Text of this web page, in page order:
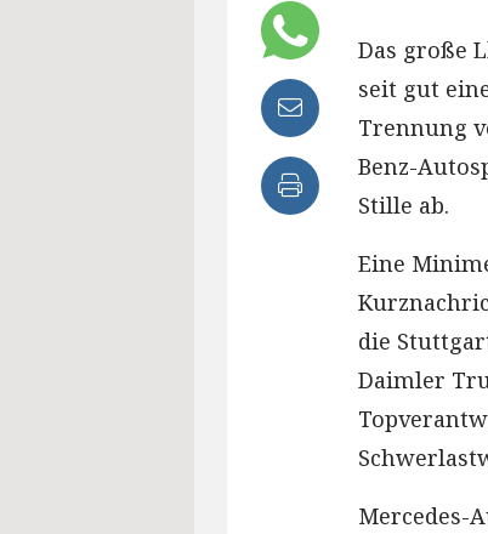
Das große
seit gut
Trennung
Benz-
Stille ab.
Eine
die
Daimler
Mercedes-